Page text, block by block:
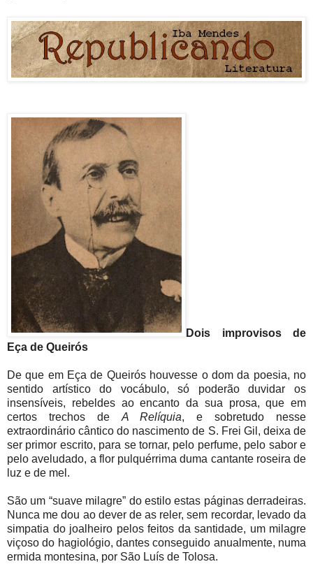
Dois improvisos de
Eça de Queirós
De que em Eça de Queirós houvesse o dom da poesia, no
sentido artístico do vocábulo, só poderão duvidar os
insensíveis, rebeldes ao encanto da sua prosa, que em
certos trechos deA Relíquia, e sobretudo nesse
extraordinário cântico do nascimento de S. Frei Gil, deixa de
ser primor escrito, para se tornar, pelo perfume, pelo sabor e
pelo aveludado, a flor pulquérrima duma cantante roseira de
luz e de mel.
São um “suave milagre” do estilo estas páginas derradeiras.
Nunca me dou ao dever de as reler, sem recordar, levado da
simpatia do joalheiro pelos feitos da santidade, um milagre
viçoso do hagiológio, dantes conseguido anualmente, numa
ermida montesina, por São Luís de Tolosa.